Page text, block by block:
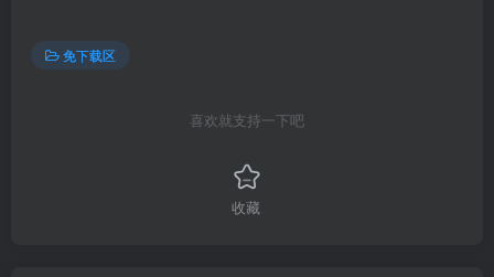
免下载区
喜欢就支持一下吧
收藏